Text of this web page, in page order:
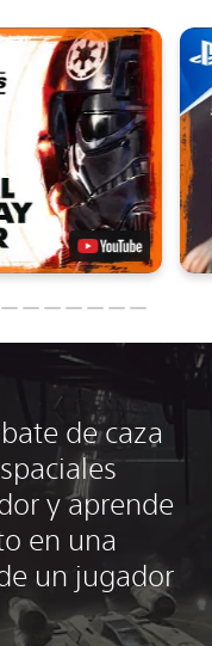
de caza
y aprende
en una
un jugador